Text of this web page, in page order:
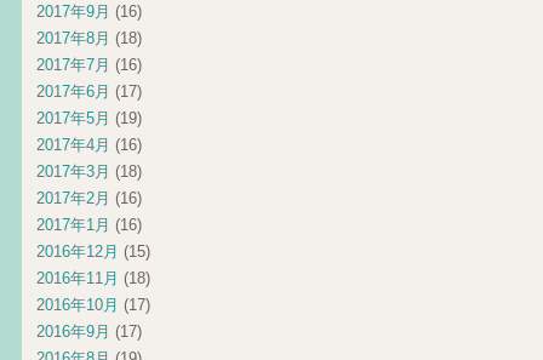
2017年9月 (16)
2017年8月 (18)
2017年7月 (16)
2017年6月 (17)
2017年5月 (19)
2017年4月 (16)
2017年3月 (18)
2017年2月 (16)
2017年1月 (16)
2016年12月 (15)
2016年11月 (18)
2016年10月 (17)
2016年9月 (17)